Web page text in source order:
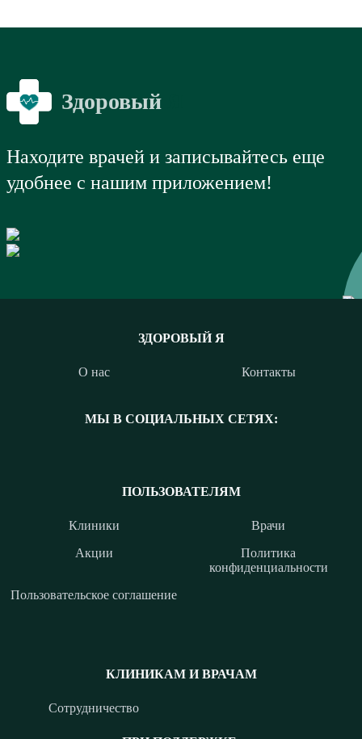
Здоровый
Находите врачей и записывайтесь еще
удобнее с нашим приложением!
ЗДОРОВЫЙ Я
О нас Контакты
МЫ В СОЦИАЛЬНЫХ СЕТЯХ:
КЛИНИКАМ И ВРАЧАМ
Сотрудничество
ПОЛЬЗОВАТЕЛЯМ
Клиники
Врачи
Акции
Политика
конфиденциальности
Пользовательское соглашение